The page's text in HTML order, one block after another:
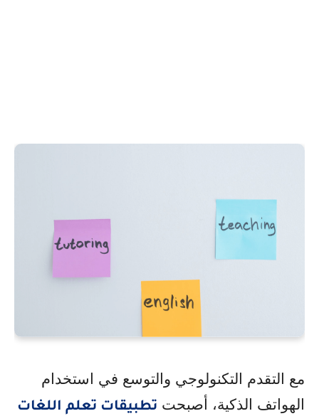
مع التقدم التكنولوجي والتوسع في استخدام
الهواتف الذكية، أصبحت تطبيقات تعلم اللغات